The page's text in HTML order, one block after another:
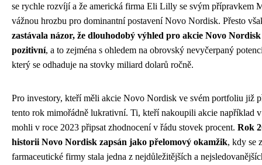
se rychle rozvíjí a že americká firma Eli Lilly se svým přípravkem
vážnou hrozbu pro dominantní postavení Novo Nordisk. Přesto
zastávala názor, že dlouhodobý výhled pro akcie Novo
pozitivní, a to zejména s ohledem na obrovský nevyčerpaný
který se odhaduje na stovky miliard dolarů ročně.
Pro investory, kteří měli akcie Novo Nordisk ve svém portfoliu již
tento rok mimořádně lukrativní. Ti, kteří nakoupili akcie například
mohli v roce 2023 připsat zhodnocení v řádu stovek procent. Rok
historii Novo Nordisk zapsán jako přelomový okamžik, kdy se
farmaceutické firmy stala jedna z nejdůležitějších a